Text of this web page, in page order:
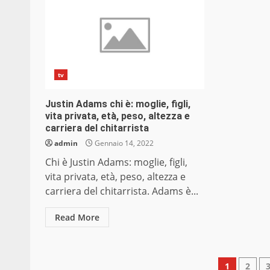
tv
Justin Adams chi è: moglie, figli,
vita privata, età, peso, altezza e
carriera del chitarrista
admin Gennaio 14, 2022
Chi è Justin Adams: moglie, figli,
vita privata, età, peso, altezza e
carriera del chitarrista. Adams è...
Read More
1 2 3